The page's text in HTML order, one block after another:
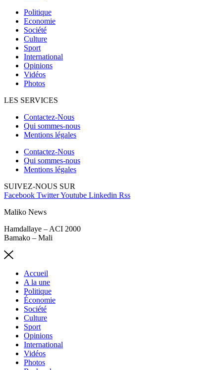
Politique
Economie
Société
Culture
Sport
International
Opinions
Vidéos
Photos
LES SERVICES
Contactez-Nous
Qui sommes-nous
Mentions légales
Contactez-Nous
Qui sommes-nous
Mentions légales
SUIVEZ-NOUS SUR
Facebook TwitterYoutube Linkedin Rss
Maliko News
Hamdallaye – ACI 2000
Bamako – Mali
Accueil
A la une
Politique
Économie
Société
Culture
Sport
Opinions
International
Vidéos
Photos